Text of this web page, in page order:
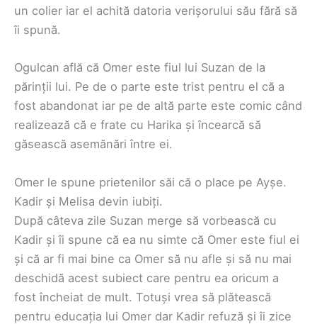
un colier iar el achită datoria verișorului său fără să
îi spună.
Ogulcan află că Omer este fiul lui Suzan de la
părinții lui. Pe de o parte este trist pentru el că a
fost abandonat iar pe de altă parte este comic când
realizează că e frate cu Harika și încearcă să
găsească asemănări între ei.
Omer le spune prietenilor săi că o place pe Ayșe.
Kadir și Melisa devin iubiți.
După câteva zile Suzan merge să vorbească cu
Kadir și îi spune că ea nu simte că Omer este fiul ei
și că ar fi mai bine ca Omer să nu afle și să nu mai
deschidă acest subiect care pentru ea oricum a
fost încheiat de mult. Totuși vrea să plătească
pentru educația lui Omer dar Kadir refuză și îi zice